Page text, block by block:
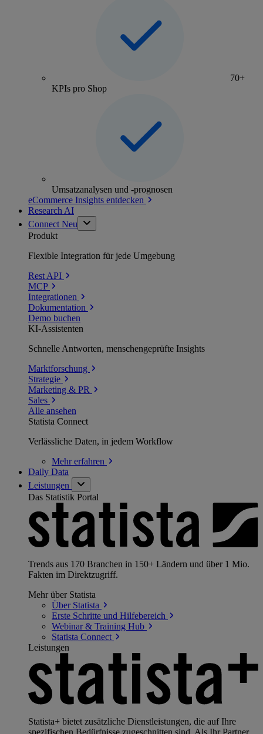
70+
KPIs pro Shop
Umsatzanalysen und -prognosen
eCommerce Insights entdecken
Research AI
Connect Neu
Produkt
Flexible Integration für jede Umgebung
Rest API
MCP
Integrationen
Dokumentation
Demo buchen
KI-Assistenten
Schnelle Antworten, menschengeprüfte Insights
Marktforschung
Strategie
Marketing & PR
Sales
Alle ansehen
Statista Connect
Verlässliche Daten, in jedem Workflow
Mehrerfahren
Daily Data
Leistungen
Das Statistik Portal
Trends aus 170 Branchen in 150+ Ländern und über 1 Mio.
Fakten im Direktzugriff.
Mehr über Statista
Über Statista
Erste Schritte und Hilfebereich
Webinar & Training Hub
Statista Connect
Leistungen
Statista+ bietet zusätzliche Dienstleistungen, die auf Ihre
spezifischen Bedürfnisse zugeschnitten sind. Als Ihr Partner